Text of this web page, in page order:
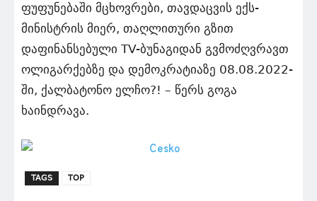
ფუფუნებაში მცხოვრები, თავდაცვის ექს-
მინისტრის მიერ, თაღლითური გზით
დაფინანსებული TV-ბუნაგიდან გვმოძღვრავთ
ოლიგარქებზე და დემოკრატიაზე 08.08.2022-
ში, ქალბატონო ელჩო?! – წერს გოგა
ხაინდრავა.
TAGS TOP